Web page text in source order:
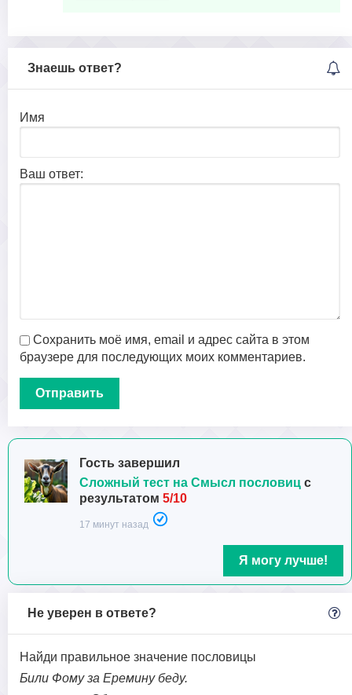
Знаешь ответ?
Имя
Ваш ответ:
Сохранить моё имя, email и адрес сайта в этом
браузере для последующих моих комментариев.
Гость завершил
Сложный тест на Смысл пословиц с
результатом 5/10
17 минут назад
Я могу лучше!
Не уверен в ответе?
Найди правильное значение пословицы
Били Фому за Еремину беду.